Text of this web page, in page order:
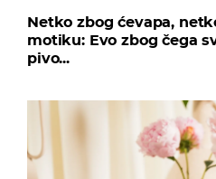
Netko zbog ćevapa,
motiku: Evo zbog čega
pivo...